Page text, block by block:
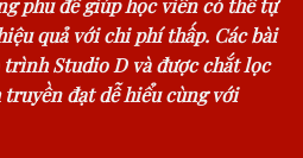
phu để giúp học viên có thể tự
quả với chi phí thấp. Các bài
Studio D và được chắt lọc
đạt dễ hiểu cùng với